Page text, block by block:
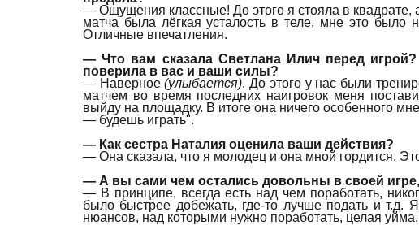
— Ощущения классные! До этого я стояла в квадрате,
матча была лёгкая усталость в теле, мне это было
Отличные впечатления.
— Что вам сказала Светлана Илич перед
поверила в вас и ваши силы?
— Наверное(улыбается). До этого у нас были
матчем во время последних наигровок меня
выйду на площадку. В итоге она ничего особенного
— будешь играть".
— Как сестра Наталия оценила ваши действия?
— Она сказала, что я молодец и она мной гордится.
— А вы сами чем остались довольны в своей
— В принципе, всегда есть над чем поработать,
было быстрее добежать, где-то лучше подать и
нюансов, над которыми нужно поработать, целая уйма.